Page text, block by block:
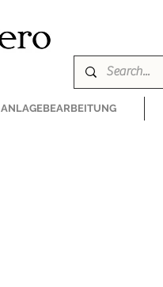
ANLAGEBEARBEITUNG